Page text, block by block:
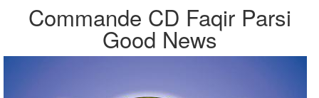
Commande CD Faqir Parsi
Good News